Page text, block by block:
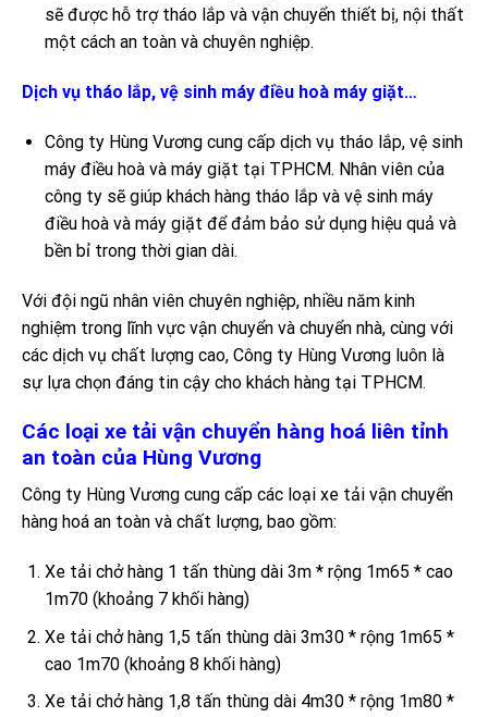
sẽ được hỗ trợ tháo lắp và vận chuyển thiết bị, nội thất
một cách an toàn và chuyên nghiệp.
Dịch vụ tháo lắp, vệ sinh máy điều hoà máy giặt…
Công ty Hùng Vương cung cấp dịch vụ tháo lắp, vệ sinh
máy điều hoà và máy giặt tại TPHCM. Nhân viên của
công ty sẽ giúp khách hàng tháo lắp và vệ sinh máy
điều hoà và máy giặt để đảm bảo sử dụng hiệu quả và
bền bỉ trong thời gian dài.
Với đội ngũ nhân viên chuyên nghiệp, nhiều năm kinh
nghiệm trong lĩnh vực vận chuyển và chuyển nhà, cùng với
các dịch vụ chất lượng cao, Công ty Hùng Vương luôn là
sự lựa chọn đáng tin cậy cho khách hàng tại TPHCM.
Các loại xe tải vận chuyển hàng hoá liên tỉnh
an toàn của Hùng Vương
Công ty Hùng Vương cung cấp các loại xe tải vận chuyển
hàng hoá an toàn và chất lượng, bao gồm:
Xe tải chở hàng 1 tấn thùng dài 3m * rộng 1m65 * cao
1m70 (khoảng 7 khối hàng)
Xe tải chở hàng 1,5 tấn thùng dài 3m30 * rộng 1m65 *
cao 1m70 (khoảng 8 khối hàng)
Xe tải chở hàng 1,8 tấn thùng dài 4m30 * rộng 1m80 *